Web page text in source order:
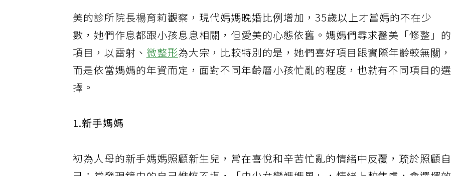
美的診所院長楊育莉觀察，現代媽媽晚婚比例增加，35歲以上才當媽的不在少
數，她們作息都跟小孩息息相關，但愛美的心態依舊。媽媽們尋求醫美「修整」的
項目，以雷射、微整形為大宗，比較特別的是，她們喜好項目跟實際年齡較無關，
而是依當媽媽的年資而定，面對不同年齡層小孩忙亂的程度，也就有不同項目的選
擇。
1.新手媽媽
初為人母的新手媽媽照顧新生兒，常在喜悅和辛苦忙亂的情緒中反覆，疏於照顧自